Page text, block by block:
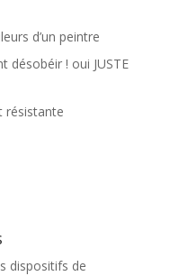
d’un peintre
désobéir ! oui JUSTE
résistante
dispositifs de